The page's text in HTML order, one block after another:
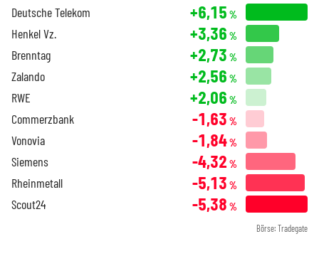
Deutsche Telekom +6,15 %
Henkel Vz. +3,36 %
Brenntag +2,73 %
Zalando +2,56 %
RWE +2,06 %
Commerzbank -1,63 %
Vonovia -1,84%
Siemens -4,32 %
Rheinmetall -5,13 %
Scout24 -5,38 %
Börse: Tradegate